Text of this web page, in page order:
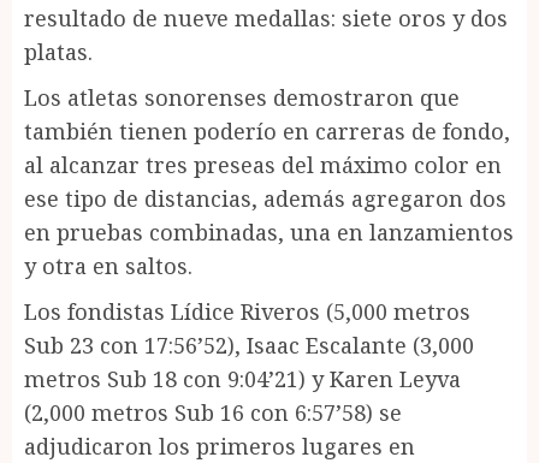
resultado de nueve medallas: siete oros y dos
platas.
Los atletas sonorenses demostraron que
también tienen poderío en carreras de fondo,
al alcanzar tres preseas del máximo color en
ese tipo de distancias, además agregaron dos
en pruebas combinadas, una en lanzamientos
y otra en saltos.
Los fondistas Lídice Riveros (5,000 metros
Sub 23 con 17:56’52), Isaac Escalante (3,000
metros Sub 18 con 9:04’21) y Karen Leyva
(2,000 metros Sub 16 con 6:57’58) se
adjudicaron los primeros lugares en